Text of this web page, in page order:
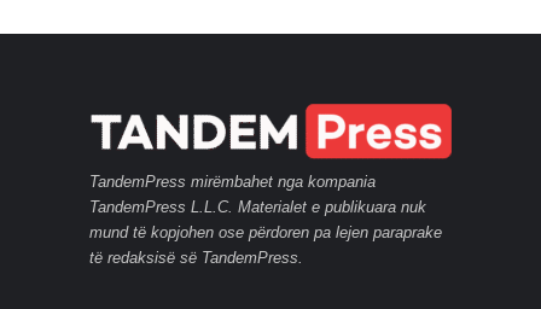
TandemPress mirëmbahet nga kompania
TandemPress L.L.C. Materialet e publikuara nuk
mund të kopjohen ose përdoren pa lejen paraprake
të redaksisë së TandemPress.